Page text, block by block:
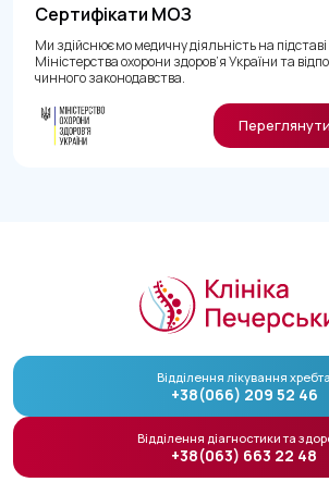
Сертифікати МОЗ
Ми здійснюємо медичну діяльність на підставі
Міністерства охорони здоров’я України та
чинного законодавства.
Відділення лікування хребта
+38(066) 209 52 46
Відділення діагностики та
+38(063) 663 22 48